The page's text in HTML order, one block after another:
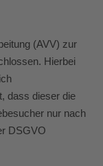
(AVV) zur
Hierbei
dass dieser die
nur nach
DSGVO